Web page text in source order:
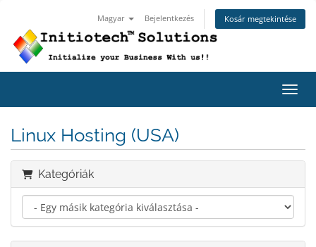
Magyar Bejelentkezés Kosár megtekintése
Linux Hosting (USA)
Kategóriák